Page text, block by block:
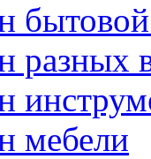
разных
мебели